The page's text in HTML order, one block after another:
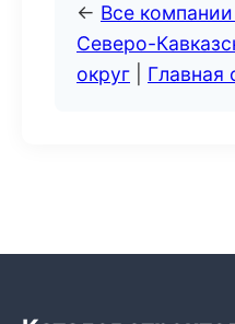
← Все
Северо-
округ
Главная